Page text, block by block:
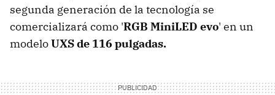
segunda generación de la tecnología se
comercializará como 'RGB MiniLED evo' en un
modeloUXS de 116 pulgadas.